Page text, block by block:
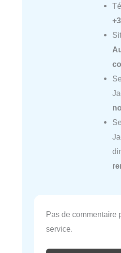
Pas de commentaire
service.